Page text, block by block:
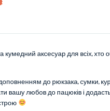
аксесуар для всіх, хто
до рюкзака, сумки,
вашу любов до пацюків і